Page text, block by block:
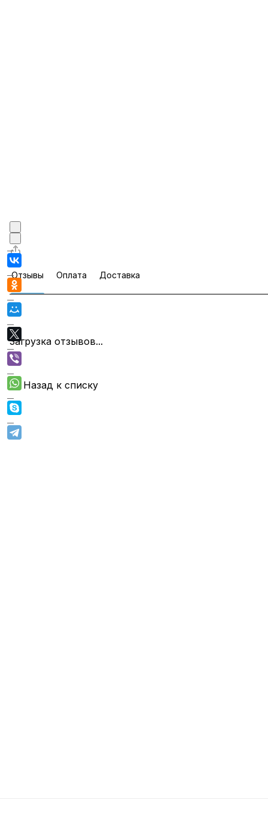
Отзывы Оплата Доставка
Загрузка отзывов...
Назад к списку